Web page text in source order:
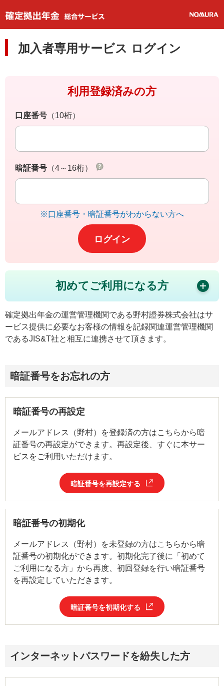
加入者専用サービス ログイン
利用登録済みの方
口座番号 （10桁）
暗証番号 （4～16桁）
※口座番号・暗証番号がわからない方へ
ログイン
初めてご利用になる方
確定拠出年金の運営管理機関である野村證券株式会社はサ
ービス提供に必要なお客様の情報を記録関連運営管理機関
であるJIS&T社と相互に連携させて頂きます。
暗証番号をお忘れの方
暗証番号の再設定
メールアドレス（野村）を登録済の方はこちらから暗
証番号の再設定ができます。再設定後、すぐに本サー
ビスをご利用いただけます。
暗証番号を再設定する
暗証番号の初期化
メールアドレス（野村）を未登録の方はこちらから暗
証番号の初期化ができます。初期化完了後に「初めて
ご利用になる方」から再度、初回登録を行い暗証番号
を再設定していただきます。
暗証番号を初期化する
インターネットパスワードを紛失した方